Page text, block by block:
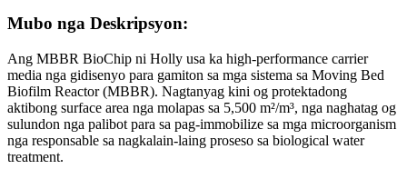
Mubo nga Deskripsyon:
Ang MBBR BioChip ni Holly usa ka high-performance carrier
media nga gidisenyo para gamiton sa mga sistema sa Moving Bed
Biofilm Reactor (MBBR). Nagtanyag kini og protektadong
aktibong surface area nga molapas sa 5,500 m²/m³, nga naghatag og
sulundon nga palibot para sa pag-immobilize sa mga microorganism
nga responsable sa nagkalain-laing proseso sa biological water
treatment.